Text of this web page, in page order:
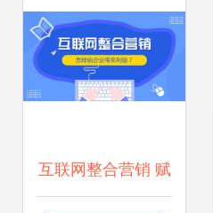
互联网整合营销 赋